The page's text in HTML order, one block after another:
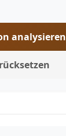
analysieren